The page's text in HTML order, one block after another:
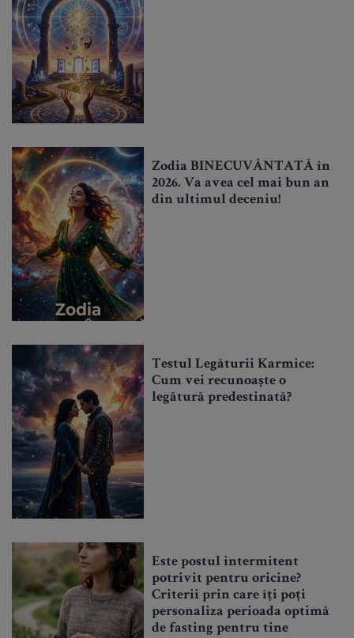
Zodia BINECUVÂNTATĂ în
2026. Va avea cel mai bun an
din ultimul deceniu!
Testul Legăturii Karmice:
Cum vei recunoaște o
legătură predestinată?
Este postul intermitent
potrivit pentru oricine?
Criterii prin care îți poți
personaliza perioada optimă
de fasting pentru tine